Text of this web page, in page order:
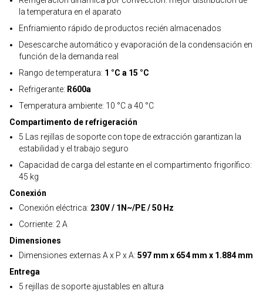
la temperatura en el aparato
Enfriamiento rápido de productos recién almacenados
Desescarche automático y evaporación de la condensación en
función de la demanda real
Rango de temperatura: 1 °C a 15 °C
Refrigerante: R600a
Temperatura ambiente: 10 °C a 40 °C
Compartimento de refrigeración
5 Las rejillas de soporte con tope de extracción garantizan la
estabilidad y el trabajo seguro
Capacidad de carga del estante en el compartimento frigorífico:
45 kg
Conexión
Conexión eléctrica: 230V / 1N~/PE / 50 Hz
Corriente: 2 A
Dimensiones
Dimensiones externas A x P x A: 597 mm x 654 mm x 1.884 mm
Entrega
5 rejillas de soporte ajustables en altura